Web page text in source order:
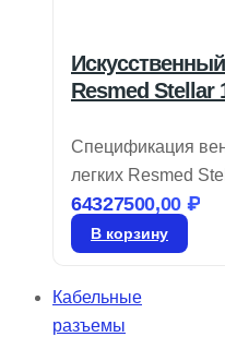
Resmed Stellar
Спецификация
легких Resmed
Разработан для
современных
технологиями
64327500,00 ₽
В корзину
Кабельные
разъемы